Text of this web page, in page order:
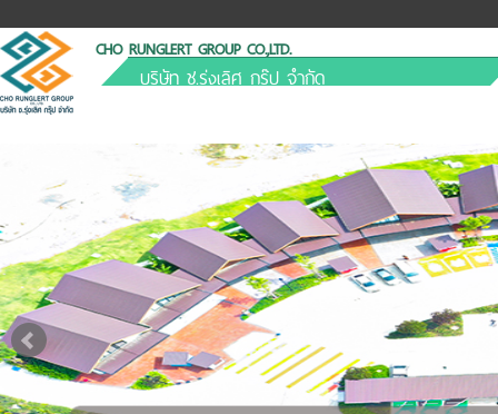
CHO RUNGLERT GROUP CO.,LTD.
บริษัท ช.รุ่งเลิศ กรุ๊ป จำกัด